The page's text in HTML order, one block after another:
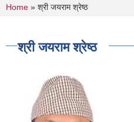
You are here
Home » श्री जयराम श्रेष्ठ
श्री जयराम श्रेष्ठ